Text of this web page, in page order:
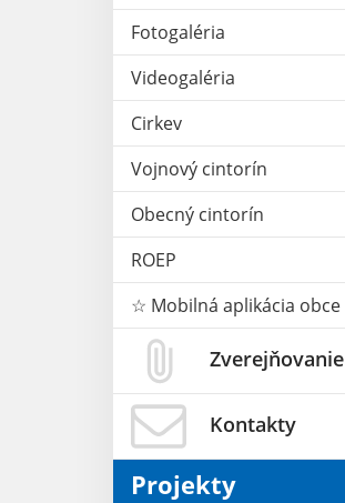
Fotogaléria
Videogaléria
Cirkev
Vojnový cintorín
Obecný cintorín
ROEP
☆ Mobilná aplikácia obce
Zverejňovanie
Kontakty
Projekty